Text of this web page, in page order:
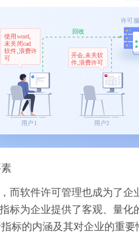
而软件许可管理也成为了
标为企业提供了客观、量
标的内涵及其对企业的重要